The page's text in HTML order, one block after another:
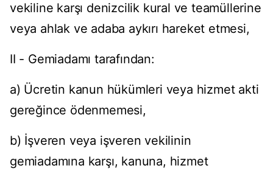
vekiline karşı denizcilik kural ve teamüllerine
veya ahlak ve adaba aykırı hareket etmesi,
II - Gemiadamı tarafından:
a) Ücretin kanun hükümleri veya hizmet akti
gereğince ödenmemesi,
b) İşveren veya işveren vekilinin
gemiadamına karşı, kanuna, hizmet